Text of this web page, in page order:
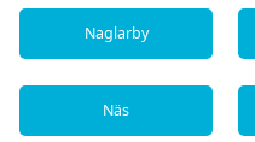
Naglarby
Näs